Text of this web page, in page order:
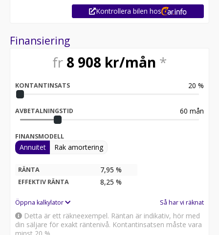
Kontrollera bilen hos
Finansiering
fr 8 908 kr/mån *
KONTANTINSATS 20 %
AVBETALNINGSTID 60 mån
FINANSMODELL
Annuitet Rak amortering
RÄNTA 7,95 %
EFFEKTIV RÄNTA 8,25 %
Öppna kalkylator Så har vi räknat
Detta är ett räkneexempel. Räntan är indikativ, hör med
din säljare för exakt räntenivå. Kontantinsatsen måste vara
minst 20 %.